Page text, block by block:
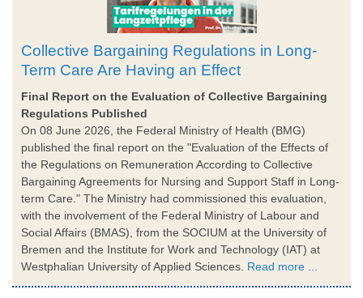
Collective Bargaining Regulations in Long-
Term Care Are Having an Effect
Final Report on the Evaluation of Collective Bargaining
Regulations Published
On 08 June 2026, the Federal Ministry of Health (BMG)
published the final report on the "Evaluation of the Effects of
the Regulations on Remuneration According to Collective
Bargaining Agreements for Nursing and Support Staff in Long-
term Care." The Ministry had commissioned this evaluation,
with the involvement of the Federal Ministry of Labour and
Social Affairs (BMAS), from the SOCIUM at the University of
Bremen and the Institute for Work and Technology (IAT) at
Westphalian University of Applied Sciences. Read more ...